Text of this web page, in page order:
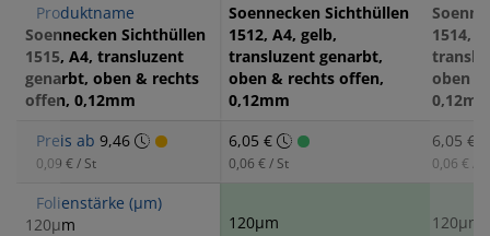
Produktname
Soennecken Sichthüllen
1515, A4, transluzent
genarbt, oben & rechts
offen, 0,12mm
Soennecken Sichthüllen
1512, A4, gelb,
transluzent genarbt,
oben & rechts offen,
0,12mm
1514,
oben
Preis ab 9,46
0,09 € / St
6,05 €
0,06 € / St
6,05 €
0,06 € /
Folienstärke (µm)
120µm
120µm 120µm